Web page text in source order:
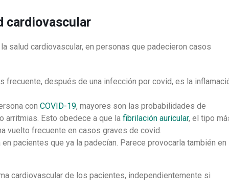
cardiovascular
salud cardiovascular, en personas que padecieron casos
frecuente, después de una infección por covid, es la
con COVID-19, mayores son las probabilidades de
arritmias. Esto obedece a que la fibrilación auricular, el tipo
vuelto frecuente en casos graves de covid.
pacientes que ya la padecían. Parece provocarla también en
cardiovascular de los pacientes, independientemente si